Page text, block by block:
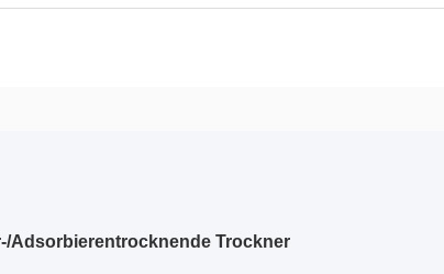
Adsorbierentrocknende Trockner